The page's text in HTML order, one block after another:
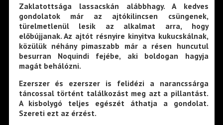
Zaklatottsága lassacskán alábbhagy. A kedves
gondolatok már az ajtókilincsen csüngenek,
türelmetlenül lesik az alkalmat arra, hogy
előbújjanak. Az ajtót résnyire kinyitva kukucskálnak,
közülük néhány pimaszabb már a résen huncutul
besurran Noquindi fejébe, aki boldogan hagyja
magát behálózni.
Ezerszer és ezerszer is felidézi a narancssárga
táncossal történt találkozást meg azt a pillantást.
A kisbolygó teljes egészét áthatja a gondolat.
Szereti ezt az érzést.